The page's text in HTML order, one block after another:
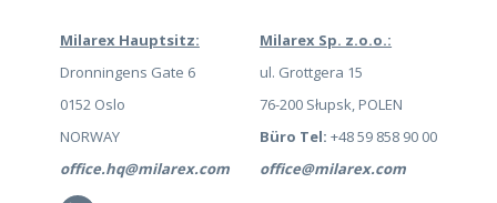
Milarex Hauptsitz:
Dronningens Gate 6
0152 Oslo
NORWAY
office.hq@milarex.com
Milarex Sp. z.o.o.:
ul. Grottgera 15
76-200 Słupsk, POLEN
Büro Tel: +48 59 858 90 00
office@milarex.com